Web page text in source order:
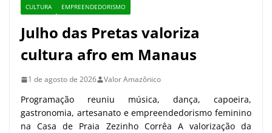
CULTURA EMPREENDEDORISMO
Julho das Pretas valoriza
cultura afro em Manaus
1 de agosto de 2026 Valor Amazônico
Programação reuniu música, dança, capoeira,
gastronomia, artesanato e empreendedorismo feminino
na Casa de Praia Zezinho Corrêa A valorização da